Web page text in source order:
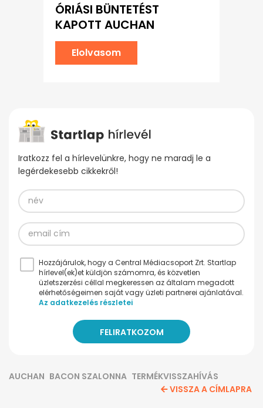
ÓRIÁSI BÜNTETÉST
KAPOTT AUCHAN
Elolvasom
Iratkozz fel a hírlevelünkre, hogy ne maradj le a
legérdekesebb cikkekről!
Hozzájárulok, hogy a Central Médiacsoport Zrt. Startlap
hírlevel(ek)et küldjön számomra, és közvetlen
üzletszerzési céllal megkeressen az általam megadott
elérhetőségeimen saját vagy üzleti partnerei ajánlatával.
Az adatkezelés részletei
AUCHAN BACON SZALONNA TERMÉKVISSZAHÍVÁS
VISSZA A CÍMLAPRA